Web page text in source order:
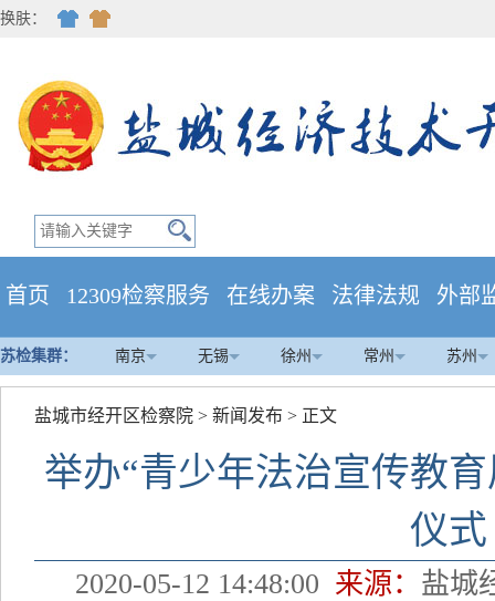
换肤：
首页 12309检察服务 在线办案 法律法规 外部
苏检集群： 南京 无锡 徐州 常州 苏州
盐城市经开区检察院 > 新闻发布 > 正文
举办“青少年法治宣传教
仪式
2020-05-12 14:48:00 来源： 盐城